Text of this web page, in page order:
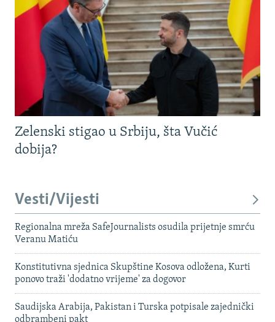
Zelenski stigao u Srbiju, šta Vučić
dobija?
Vesti/Vijesti
Regionalna mreža SafeJournalists osudila prijetnje smrću
Veranu Matiću
Konstitutivna sjednica Skupštine Kosova odložena, Kurti
ponovo traži 'dodatno vrijeme' za dogovor
Saudijska Arabija, Pakistan i Turska potpisale zajednički
odbrambeni pakt